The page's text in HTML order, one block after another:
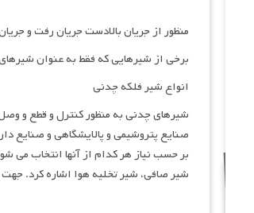
منظور از جریان بالادست جریان رفت و
برخی از شیرهایی که فقط به عنوان
انواع شیر فلکه چدنی
شیرهای چدنی به منظور کنترل و قطع و
صنایع پتروشیمی و پالایشگاهی و صنایع
بر حسب نیاز هر کدام از آنها انتخاب می
شیر صافی، شیر تخلیه هوا اشاره کرد.